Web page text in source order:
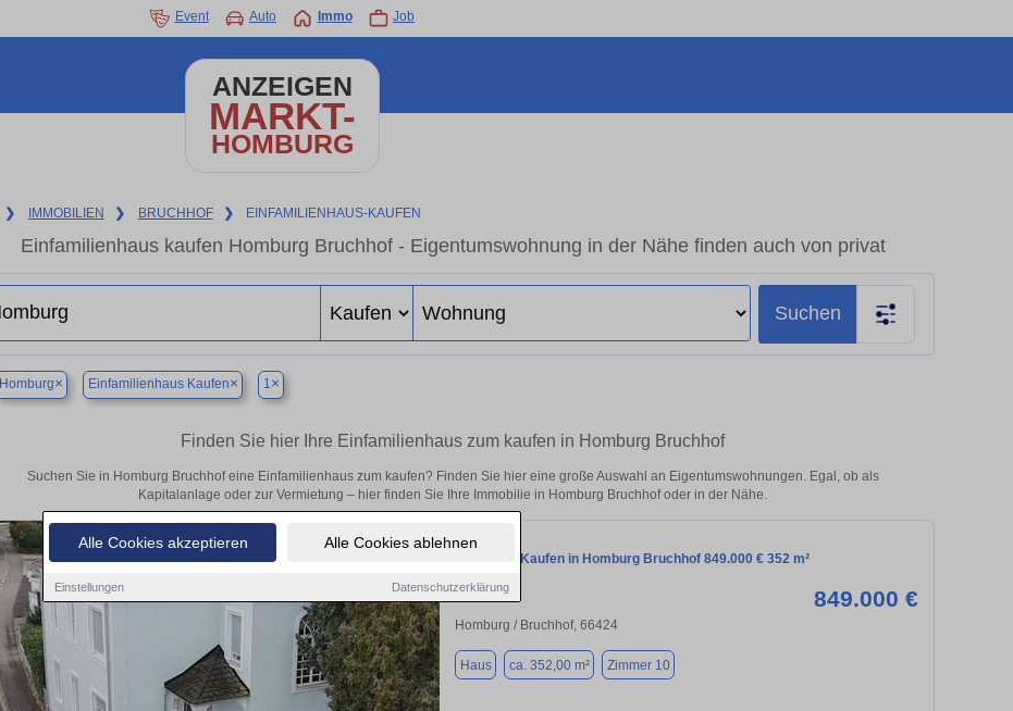
Alle Cookies akzeptieren Alle Cookies ablehnen
Einstellungen Datenschutzerklärung
Event Auto Immo Job
ANZEIGEN
MARKT-
HOMBURG
❯ IMMOBILIEN ❯ BRUCHHOF ❯ EINFAMILIENHAUS-KAUFEN
Einfamilienhaus kaufen Homburg Bruchhof - Eigentumswohnung in der Nähe finden auch von privat
Suchen
Homburg× Einfamilienhaus Kaufen× 1×
Finden Sie hier Ihre Einfamilienhaus zum kaufen in Homburg Bruchhof
Suchen Sie in Homburg Bruchhof eine Einfamilienhaus zum kaufen? Finden Sie hier eine große Auswahl an Eigentumswohnungen. Egal, ob als
Kapitalanlage oder zur Vermietung – hier finden Sie Ihre Immobilie in Homburg Bruchhof oder in der Nähe.
Haus zum Kaufen in Homburg Bruchhof 849.000 € 352 m²
849.000 €
Homburg / Bruchhof, 66424
Haus ca. 352,00 m² Zimmer 10